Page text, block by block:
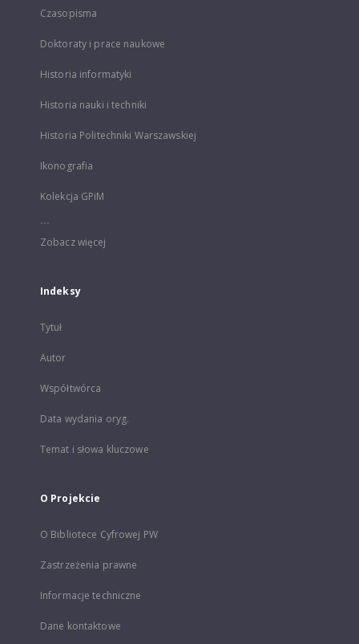
Czasopisma
Doktoraty i prace naukowe
Historia informatyki
Historia nauki i techniki
Historia Politechniki Warszawskiej
Ikonografia
Kolekcja GPiM
...
Zobacz więcej
Indeksy
Tytuł
Autor
Współtwórca
Data wydania oryg.
Temat i słowa kluczowe
O Projekcie
O Bibliotece Cyfrowej PW
Zastrzeżenia prawne
Informacje techniczne
Dane kontaktowe